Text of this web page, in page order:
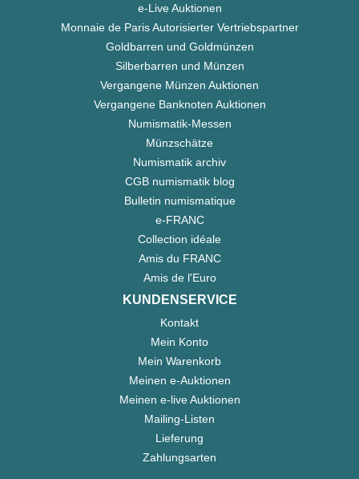
e-Live Auktionen
Monnaie de Paris Autorisierter Vertriebspartner
Goldbarren und Goldmünzen
Silberbarren und Münzen
Vergangene Münzen Auktionen
Vergangene Banknoten Auktionen
Numismatik-Messen
Münzschätze
Numismatik archiv
CGB numismatik blog
Bulletin numismatique
e-FRANC
Collection idéale
Amis du FRANC
Amis de l'Euro
KUNDENSERVICE
Kontakt
Mein Konto
Mein Warenkorb
Meinen e-Auktionen
Meinen e-live Auktionen
Mailing-Listen
Lieferung
Zahlungsarten